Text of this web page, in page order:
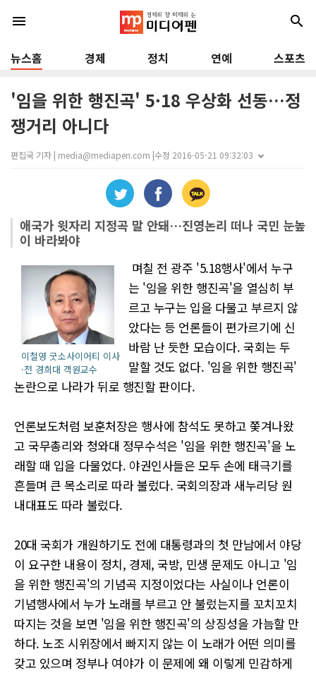
menu search
뉴스홈 경제 정치 연예 스포츠
'임을 위한 행진곡' 5·18 우상화 선동…정
쟁거리 아니다
편집국 기자 | media@mediapen.com |수정 2016-05-21 09:32:03
애국가 윗자리 지정곡 말 안돼…진영논리 떠나 국민 눈높
이 바라봐야
이철영 굿소사이어티 이사
·전 경희대 객원교수
며칠 전 광주 '5.18행사'에서 누구
는 '임을 위한 행진곡'을 열심히 부
르고 누구는 입을 다물고 부르지 않
았다는 등 언론들이 편가르기에 신
바람 난 듯한 모습이다. 국회는 두
말할 것도 없다. '임을 위한 행진곡'
논란으로 나라가 뒤로 행진할 판이다.
언론보도처럼 보훈처장은 행사에 참석도 못하고 쫓겨나왔
고 국무총리와 청와대 정무수석은 '임을 위한 행진곡'을 노
래할 때 입을 다물었다. 야권인사들은 모두 손에 태극기를
흔들며 큰 목소리로 따라 불렀다. 국회의장과 새누리당 원
내대표도 따라 불렀다.
20대 국회가 개원하기도 전에 대통령과의 첫 만남에서 야당
이 요구한 내용이 정치, 경제, 국방, 민생 문제도 아니고 '임
을 위한 행진곡'의 기념곡 지정이었다는 사실이나 언론이
기념행사에서 누가 노래를 부르고 안 불렀는지를 꼬치꼬치
따지는 것을 보면 '임을 위한 행진곡'의 상징성을 가늠할 만
하다. 노조 시위장에서 빠지지 않는 이 노래가 어떤 의미를
갖고 있으며 정부나 여야가 이 문제에 왜 이렇게 민감하게